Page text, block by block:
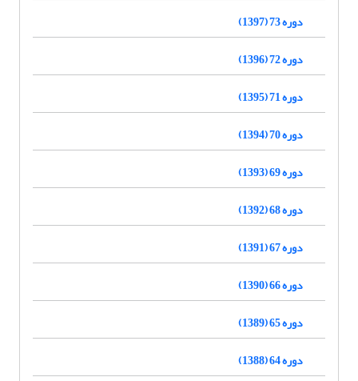
دوره 73 (1397)
دوره 72 (1396)
دوره 71 (1395)
دوره 70 (1394)
دوره 69 (1393)
دوره 68 (1392)
دوره 67 (1391)
دوره 66 (1390)
دوره 65 (1389)
دوره 64 (1388)